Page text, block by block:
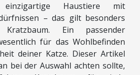
Haustiere mit
– das gilt besonders
Ein passender
für das Wohlbefinden
deiner Katze. Dieser Artikel
bei der Auswahl achten sollte,